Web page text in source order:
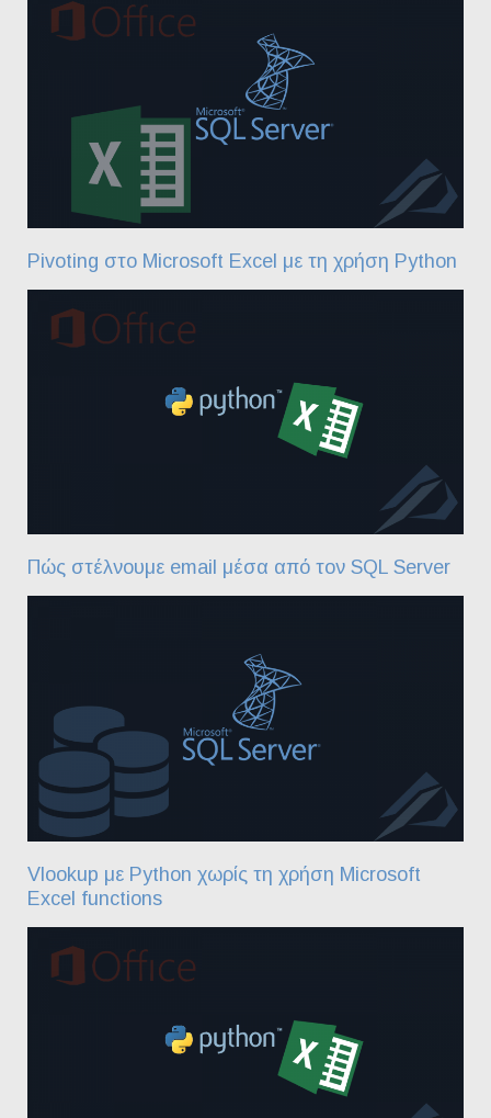
Pivoting στο Microsoft Excel με τη χρήση Python
Πώς στέλνουμε email μέσα από τον SQL Server
Vlookup με Python χωρίς τη χρήση Microsoft
Excel functions